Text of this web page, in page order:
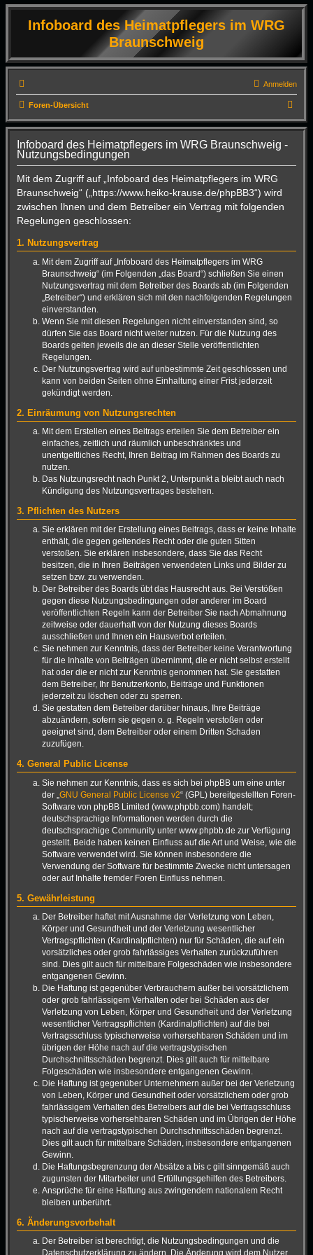
Infoboard des Heimatpflegers im WRG
Braunschweig
Anmelden
Foren-Übersicht
u
Infoboard des Heimatpflegers im WRG Braunschweig -
Nutzungsbedingungen
Mit dem Zugriff auf „Infoboard des Heimatpflegers im WRG
Braunschweig“ („https://www.heiko-krause.de/phpBB3“) wird
zwischen Ihnen und dem Betreiber ein Vertrag mit folgenden
Regelungen geschlossen:
1. Nutzungsvertrag
Mit dem Zugriff auf „Infoboard des Heimatpflegers im WRG
Braunschweig“ (im Folgenden „das Board“) schließen Sie einen
Nutzungsvertrag mit dem Betreiber des Boards ab (im Folgenden
„Betreiber“) und erklären sich mit den nachfolgenden Regelungen
einverstanden.
Wenn Sie mit diesen Regelungen nicht einverstanden sind, so
dürfen Sie das Board nicht weiter nutzen. Für die Nutzung des
Boards gelten jeweils die an dieser Stelle veröffentlichten
Regelungen.
Der Nutzungsvertrag wird auf unbestimmte Zeit geschlossen und
kann von beiden Seiten ohne Einhaltung einer Frist jederzeit
gekündigt werden.
2. Einräumung von Nutzungsrechten
Mit dem Erstellen eines Beitrags erteilen Sie dem Betreiber ein
einfaches, zeitlich und räumlich unbeschränktes und
unentgeltliches Recht, Ihren Beitrag im Rahmen des Boards zu
nutzen.
Das Nutzungsrecht nach Punkt 2, Unterpunkt a bleibt auch nach
Kündigung des Nutzungsvertrages bestehen.
3. Pflichten des Nutzers
Sie erklären mit der Erstellung eines Beitrags, dass er keine Inhalte
enthält, die gegen geltendes Recht oder die guten Sitten
verstoßen. Sie erklären insbesondere, dass Sie das Recht
besitzen, die in Ihren Beiträgen verwendeten Links und Bilder zu
setzen bzw. zu verwenden.
Der Betreiber des Boards übt das Hausrecht aus. Bei Verstößen
gegen diese Nutzungsbedingungen oder anderer im Board
veröffentlichten Regeln kann der Betreiber Sie nach Abmahnung
zeitweise oder dauerhaft von der Nutzung dieses Boards
ausschließen und Ihnen ein Hausverbot erteilen.
Sie nehmen zur Kenntnis, dass der Betreiber keine Verantwortung
für die Inhalte von Beiträgen übernimmt, die er nicht selbst erstellt
hat oder die er nicht zur Kenntnis genommen hat. Sie gestatten
dem Betreiber, Ihr Benutzerkonto, Beiträge und Funktionen
jederzeit zu löschen oder zu sperren.
Sie gestatten dem Betreiber darüber hinaus, Ihre Beiträge
abzuändern, sofern sie gegen o. g. Regeln verstoßen oder
geeignet sind, dem Betreiber oder einem Dritten Schaden
zuzufügen.
4. General Public License
Sie nehmen zur Kenntnis, dass es sich bei phpBB um eine unter
der „ GNU General Public License v2“ (GPL) bereitgestellten Foren-
Software von phpBB Limited (www.phpbb.com) handelt;
deutschsprachige Informationen werden durch die
deutschsprachige Community unter www.phpbb.de zur Verfügung
gestellt. Beide haben keinen Einfluss auf die Art und Weise, wie die
Software verwendet wird. Sie können insbesondere die
Verwendung der Software für bestimmte Zwecke nicht untersagen
oder auf Inhalte fremder Foren Einfluss nehmen.
5. Gewährleistung
Der Betreiber haftet mit Ausnahme der Verletzung von Leben,
Körper und Gesundheit und der Verletzung wesentlicher
Vertragspflichten (Kardinalpflichten) nur für Schäden, die auf ein
vorsätzliches oder grob fahrlässiges Verhalten zurückzuführen
sind. Dies gilt auch für mittelbare Folgeschäden wie insbesondere
entgangenen Gewinn.
Die Haftung ist gegenüber Verbrauchern außer bei vorsätzlichem
oder grob fahrlässigem Verhalten oder bei Schäden aus der
Verletzung von Leben, Körper und Gesundheit und der Verletzung
wesentlicher Vertragspflichten (Kardinalpflichten) auf die bei
Vertragsschluss typischerweise vorhersehbaren Schäden und im
übrigen der Höhe nach auf die vertragstypischen
Durchschnittsschäden begrenzt. Dies gilt auch für mittelbare
Folgeschäden wie insbesondere entgangenen Gewinn.
Die Haftung ist gegenüber Unternehmern außer bei der Verletzung
von Leben, Körper und Gesundheit oder vorsätzlichem oder grob
fahrlässigem Verhalten des Betreibers auf die bei Vertragsschluss
typischerweise vorhersehbaren Schäden und im Übrigen der Höhe
nach auf die vertragstypischen Durchschnittsschäden begrenzt.
Dies gilt auch für mittelbare Schäden, insbesondere entgangenen
Gewinn.
Die Haftungsbegrenzung der Absätze a bis c gilt sinngemäß auch
zugunsten der Mitarbeiter und Erfüllungsgehilfen des Betreibers.
Ansprüche für eine Haftung aus zwingendem nationalem Recht
bleiben unberührt.
6. Änderungsvorbehalt
Der Betreiber ist berechtigt, die Nutzungsbedingungen und die
Datenschutzerklärung zu ändern. Die Änderung wird dem Nutzer